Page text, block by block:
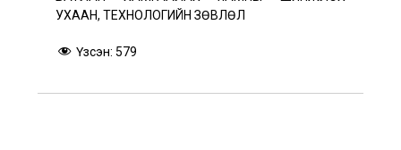
УХААН, ТЕХНОЛОГИЙН ЗӨВЛӨЛ
Үзсэн: 579